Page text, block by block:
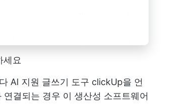
세요
AI 지원 글쓰기 도구 clickUp을 언
결되는 경우 이 생산성 소프트웨어